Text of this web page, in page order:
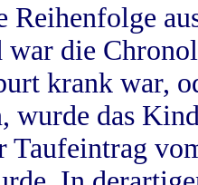
Reihenfolge
war die
krank war,
wurde das
Taufeintrag